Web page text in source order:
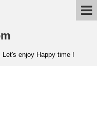
enjoy Happy time !